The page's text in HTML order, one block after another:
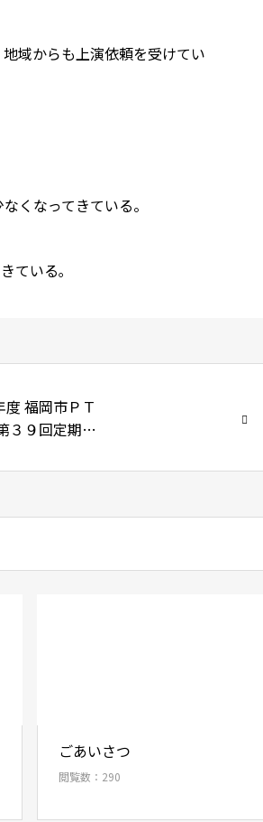
域からも上演依頼を受けてい
くなってきている。
ている｡
福岡市ＰＴ
３９回定期総
ごあいさつ
閲覧数：290